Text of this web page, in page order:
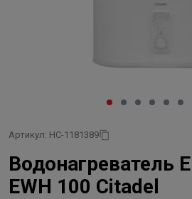
Артикул: НС-1181389
Водонагреватель
EWH 100 Citadel